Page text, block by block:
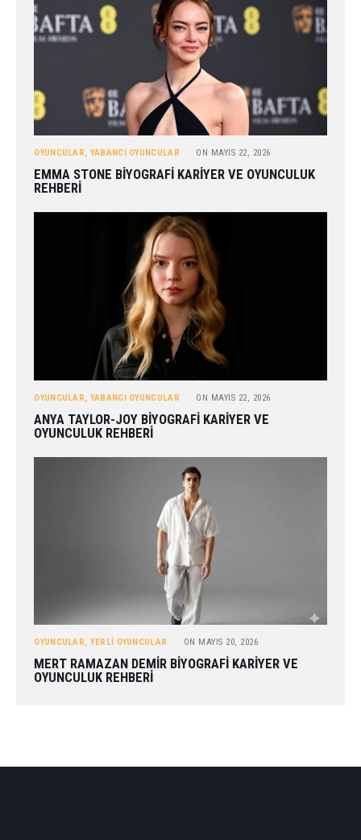
OYUNCULAR, YABANCI OYUNCULAR ON MAYIS 22, 2026
EMMA STONE BIYOGRAFI KARIYER VE OYUNCULUK
REHBERI
OYUNCULAR, YABANCI OYUNCULAR ON MAYIS 22, 2026
ANYA TAYLOR-JOY BIYOGRAFI KARIYER VE
OYUNCULUK REHBERI
OYUNCULAR, YERLI OYUNCULAR ON MAYIS 20, 2026
MERT RAMAZAN DEMIR BIYOGRAFI KARIYER VE
OYUNCULUK REHBERI